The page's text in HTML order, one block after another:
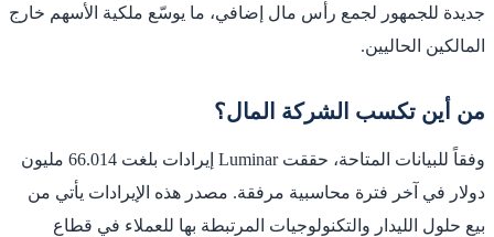
جديدة للجمهور لجمع رأس مال إضافي، ما يوسّع ملكية الأسهم خارج
المالكين الحاليين.
من أين تكسب الشركة المال؟
وفقاً للبيانات المتاحة، حققت Luminar إيرادات بلغت 66.014 مليون
دولار في آخر فترة محاسبية مرفقة. مصدر هذه الإيرادات يأتي من
بيع حلول الليدار والتكنولوجيات المرتبطة بها للعملاء في قطاع